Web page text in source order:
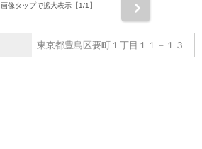
画像タップで拡大表示【1/1】
東京都豊島区要町１丁目１１－１３